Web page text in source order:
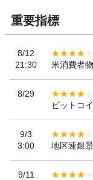
重要指標
8/12
21:30
米消費者
8/29
ビットコ
9/3
3:00
地区連銀
9/11